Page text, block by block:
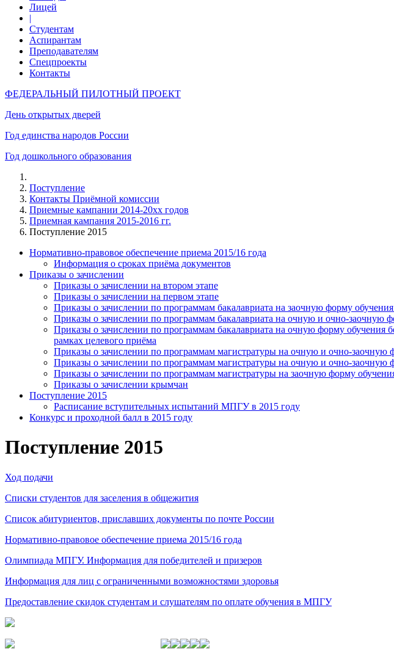
Лицей
|
Студентам
Аспирантам
Преподавателям
Спецпроекты
Контакты
ФЕДЕРАЛЬНЫЙ ПИЛОТНЫЙ ПРОЕКТ
День открытых дверей
Год единства народов России
Год дошкольного образования
Поступление
Контакты Приёмной комиссии
Приемные кампании 2014-20xx годов
Приемная кампания 2015-2016 гг.
Поступление 2015
Нормативно-правовое обеспечение приема 2015/16 года
Информация о сроках приёма документов
Приказы o зачислении
Приказы о зачислении на втором этапе
Приказы о зачислении на первом этапе
Приказы о зачислении по программам бакалавриата на заочную форму
Приказы о зачислении по программам бакалавриата на очную и очно-заочную
Приказы о зачислении по программам бакалавриата на очную форму
рамках целевого приёма
Приказы о зачислении по программам магистратуры на очную и очно-заочную
Приказы о зачислении по программам магистратуры на очную и очно-заочную
Приказы о зачислении по программам магистратуры на заочную форму
Приказы о зачислении крымчан
Поступление 2015
Расписание вступительных испытаний МПГУ в 2015 году
Конкурс и проходной балл в 2015 году
Поступление 2015
Ход подачи
Списки студентов для заселения в общежития
Список абитуриентов, приславших документы по почте России
Нормативно-правовое обеспечение приема 2015/16 года
Олимпиада МПГУ. Информация для победителей и призеров
Информация для лиц с ограниченными возможностями здоровья
Предоставление скидок студентам и слушателям по оплате обучения в МПГУ